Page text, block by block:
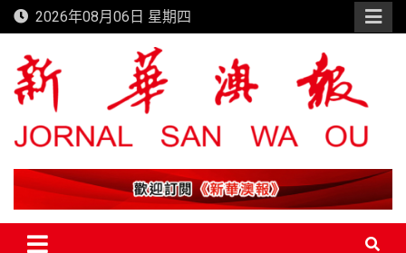
Skip
to
content
2026年08月06日 星期四
新華澳報